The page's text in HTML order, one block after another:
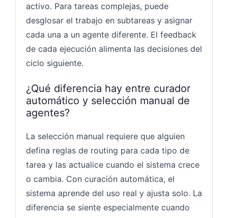
activo. Para tareas complejas, puede
desglosar el trabajo en subtareas y asignar
cada una a un agente diferente. El feedback
de cada ejecución alimenta las decisiones del
ciclo siguiente.
¿Qué diferencia hay entre curador
automático y selección manual de
agentes?
La selección manual requiere que alguien
defina reglas de routing para cada tipo de
tarea y las actualice cuando el sistema crece
o cambia. Con curación automática, el
sistema aprende del uso real y ajusta solo. La
diferencia se siente especialmente cuando